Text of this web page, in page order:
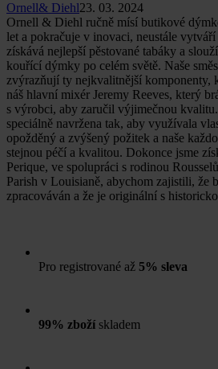
Ornell& Diehl23. 03. 2024
Ornell & Diehl ručně mísí butikové
let a pokračuje v inovaci, neustále
získává nejlepší pěstované tabáky a
kouřící dýmky po celém světě. Naše
zvýrazňují ty nejkvalitnější komponenty,
náš hlavní mixér Jeremy Reeves, který
s výrobci, aby zaručil výjimečnou
speciálně navržena tak, aby využívala
opožděný a zvýšený požitek a naše
stejnou péčí a kvalitou. Dokonce jsme
Perique, ve spolupráci s rodinou
Parish v Louisianě, abychom zajistili, že
zpracováván a že je originální s
Pro registrované až 5% sleva
99% zboží skladem